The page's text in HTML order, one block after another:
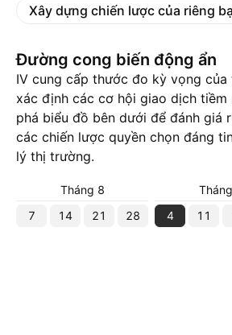
Xây dựng chiến lược của riêng
Đường cong biến động ẩn
IV cung cấp thước đo kỳ vọng
xác định các cơ hội giao dịch tiềm
phá biểu đồ bên dưới để đánh giá
các chiến lược quyền chọn đáng
lý thị trường.
Tháng 8
7
14 21 28
4
11